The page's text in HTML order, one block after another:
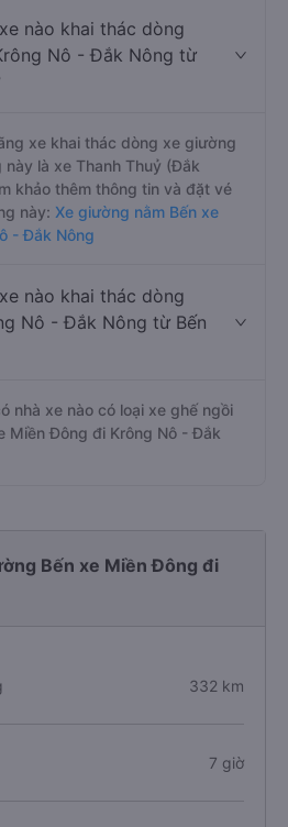
nào khai thác dòng
Nô - Đắk Nông từ
xe khai thác dòng xe giường
là xe Thanh Thuỷ (Đắk
khảo thêm thông tin và đặt vé
này: Xe giường nằm Bến xe
- Đắk Nông
nào khai thác dòng
Nô - Đắk Nông từ Bến
nhà xe nào có loại xe ghế ngồi
Miền Đông đi Krông Nô - Đắk
Bến xe Miền Đông đi
332 km
7 giờ